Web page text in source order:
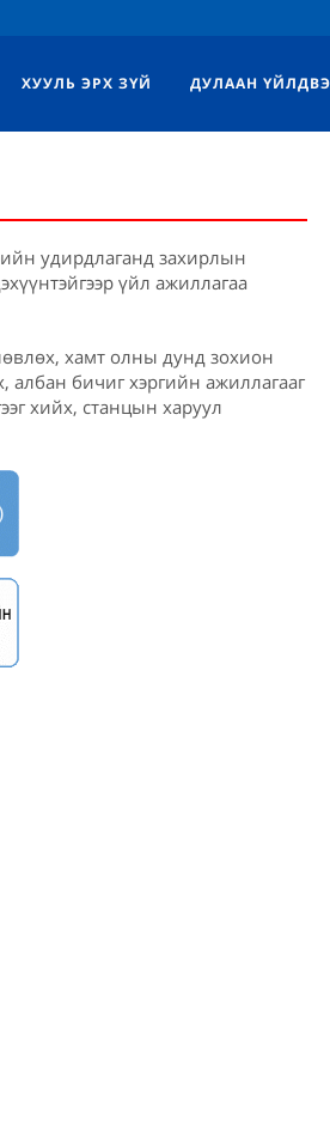
ХУУЛЬ ЭРХ ЗҮЙ ДУЛААН
удирдлаганд захирлын
үйл ажиллагаа
хамт олны дунд зохион
албан бичиг хэргийн ажиллагааг
хийх, станцын харуул